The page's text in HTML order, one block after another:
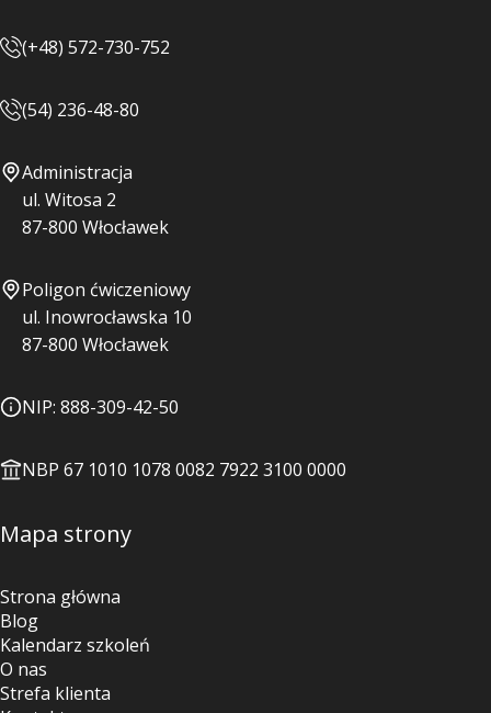
(+48) 572-730-752
(54) 236-48-80
Administracja
ul. Witosa 2
87-800 Włocławek
Poligon ćwiczeniowy
ul. Inowrocławska 10
87-800 Włocławek
NIP: 888-309-42-50
NBP 67 1010 1078 0082 7922 3100 0000
Mapa strony
Strona główna
Blog
Kalendarz szkoleń
O nas
Strefa klienta